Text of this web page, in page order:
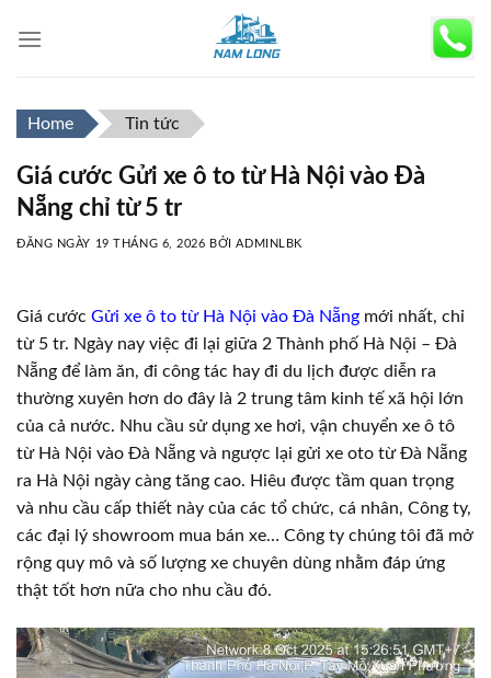
Home Tin tức
Giá cước Gửi xe ô to từ Hà Nội vào Đà
Nẵng chỉ từ 5 tr
ĐĂNG NGÀY 19 THÁNG 6, 2026 BỞIADMINLBK
Giá cước Gửi xe ô to từ Hà Nội vào Đà Nẵng mới nhất, chỉ
từ 5 tr. Ngày nay việc đi lại giữa 2 Thành phố Hà Nội – Đà
Nẵng để làm ăn, đi công tác hay đi du lịch được diễn ra
thường xuyên hơn do đây là 2 trung tâm kinh tế xã hội lớn
của cả nước. Nhu cầu sử dụng xe hơi, vận chuyển xe ô tô
từ Hà Nội vào Đà Nẵng và ngược lại gửi xe oto từ Đà Nẵng
ra Hà Nội ngày càng tăng cao. Hiêu được tầm quan trọng
và nhu cầu cấp thiết này của các tổ chức, cá nhân, Công ty,
các đại lý showroom mua bán xe… Công ty chúng tôi đã mở
rộng quy mô và số lượng xe chuyên dùng nhằm đáp ứng
thật tốt hơn nữa cho nhu cầu đó.